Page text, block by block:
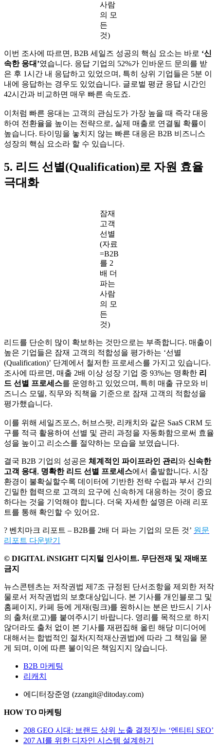
사람
의 모
든
것)
이번 조사에 따르면, B2B 세일즈 성공의 핵심 요소는 바로 ‘신
속한 응대’였습니다. 응답 기업의 52%가 인바운드 문의를 받
은 후 1시간 내 응답하고 있었으며, 특히 상위 기업들은 5분 이
내에 응답하는 경우도 있었습니다. 글로벌 평균 응답 시간인
42시간과 비교하면 매우 빠른 속도죠.
이처럼 빠른 응대는 고객의 관심도가 가장 높을 때 즉각 대응
하여 전환율을 높이는 전략으로, 실제 매출로 연결될 확률이
높습니다. 타이밍을 놓치지 않는 빠른 대응은 B2B 비즈니스
성장의 핵심 요소라 할 수 있습니다.
5. 리드 선별(Qualification)로 자원 효율
극대화
잠재
고객
선별
(자료
=B2B
를 2
배 더
파는
사람
의 모
든
것)
리드를 단순히 많이 확보하는 것만으로는 부족합니다. 매출이
높은 기업들은 잠재 고객의 적합성을 평가하는 ‘선별
(Qualification)’ 단계에서 철저한 프로세스를 가지고 있습니다.
조사에 따르면, 매출 2배 이상 성장 기업 중 93%는 명확한 리
드 선별 프로세스를 운영하고 있었으며, 특히 매출 규모와 비
즈니스 모델, 직무와 직책을 기준으로 잠재 고객의 적합성을
평가했습니다.
이를 위해 세일즈포스, 허브스팟, 리캐치와 같은 SaaS CRM 도
구를 적극 활용하여 선별 및 관리 과정을 자동화함으로써 효율
성을 높이고 리소스를 절약하는 모습을 보였습니다.
결국 B2B 기업의 성공은 체계적인 파이프라인 관리 와 신속한
고객 응대 , 명확한 리드 선별 프로세스에서 출발합니다. 시장
환경이 불확실할수록 데이터에 기반한 전략 수립과 부서 간의
긴밀한 협력으로 고객의 요구에 신속하게 대응하는 것이 중요
하다는 것을 기억해야 합니다. 더욱 자세한 설명은 아래 리포
트를 통해 확인할 수 있어요.
? 벤치마크 리포트 – B2B를 2배 더 파는 기업의 모든 것’ 원문
리포트 다운받기
© DIGITAL iNSIGHT 디지털 인사이트. 무단전재 및 재배포
금지
뉴스콘텐츠는 저작권법 제7조 규정된 단서조항을 제외한 저작
물로서 저작권법의 보호대상입니다. 본 기사를 개인블로그 및
홈페이지, 카페 등에 게재(링크)를 원하시는 분은 반드시 기사
의 출처(로고)를 붙여주시기 바랍니다. 영리를 목적으로 하지
않더라도 출처 없이 본 기사를 재편집해 올린 해당 미디어에
대해서는 합법적인 절차(지적재산권법)에 따라 그 책임을 묻
게 되며, 이에 따른 불이익은 책임지지 않습니다.
B2B 마케팅
리캐치
에디터 장준영 (zzangit@ditoday.com)
HOW TO 마케팅
208 GEO 시대: 브랜드 상위 노출 결정짓는 ‘엔티티 SEO’
207 AI를 위한 디자인 시스템 설계하기